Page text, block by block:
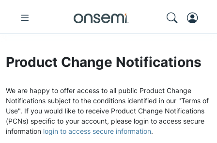
Product Change Notifications
We are happy to offer access to all public Product Change
Notifications subject to the conditions identified in our "Terms of
Use". If you would like to receive Product Change Notifications
(PCNs) specific to your account, please login to access secure
information login to access secure information.